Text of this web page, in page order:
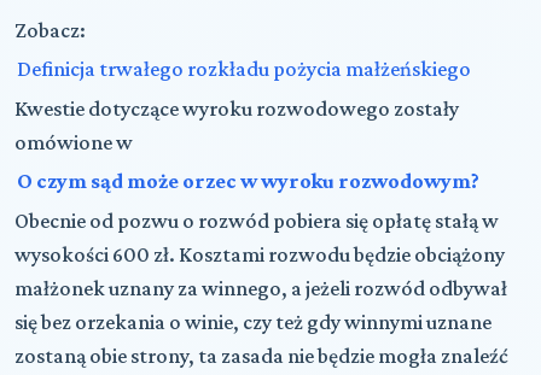
Zobacz:
Definicja trwałego rozkładu pożycia małżeńskiego
Kwestie dotyczące wyroku rozwodowego zostały
omówione w
O czym sąd może orzec w wyroku rozwodowym?
Obecnie od pozwu o rozwód pobiera się opłatę stałą w
wysokości 600 zł. Kosztami rozwodu będzie obciążony
małżonek uznany za winnego, a jeżeli rozwód odbywał
się bez orzekania o winie, czy też gdy winnymi uznane
zostaną obie strony, ta zasada nie będzie mogła znaleźć